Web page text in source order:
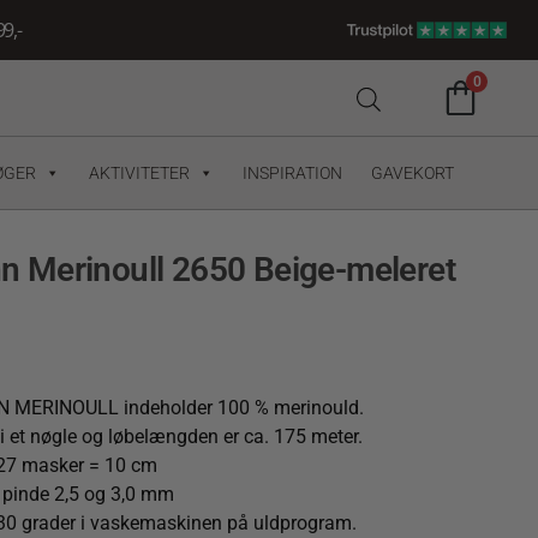
0
AKTIVITETER INSPIRATION GAVEKORT
Merinoull 2650 Beige-meleret
MERINOULL indeholder 100 % merinould.
et nøgle og løbelængden er ca. 175 meter.
masker = 10 cm
2,5 og 3,0 mm
grader i vaskemaskinen på uldprogram.